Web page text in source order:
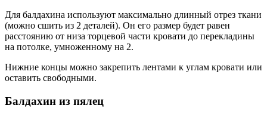
Для балдахина используют максимально длинный отрез ткани
(можно сшить из 2 деталей). Он его размер будет равен
расстоянию от низа торцевой части кровати до перекладины
на потолке, умноженному на 2.
Нижние концы можно закрепить лентами к углам кровати или
оставить свободными.
Балдахин из пялец